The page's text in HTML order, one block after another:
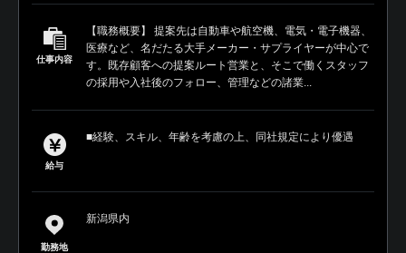
仕事内容
【職務概要】 提案先は自動車や航空機、電気・電子機器、
医療など、名だたる大手メーカー・サプライヤーが中心で
す。既存顧客への提案ルート営業と、そこで働くスタッフ
の採用や入社後のフォロー、管理などの諸業...
給与
■経験、スキル、年齢を考慮の上、同社規定により優遇
勤務地
新潟県内